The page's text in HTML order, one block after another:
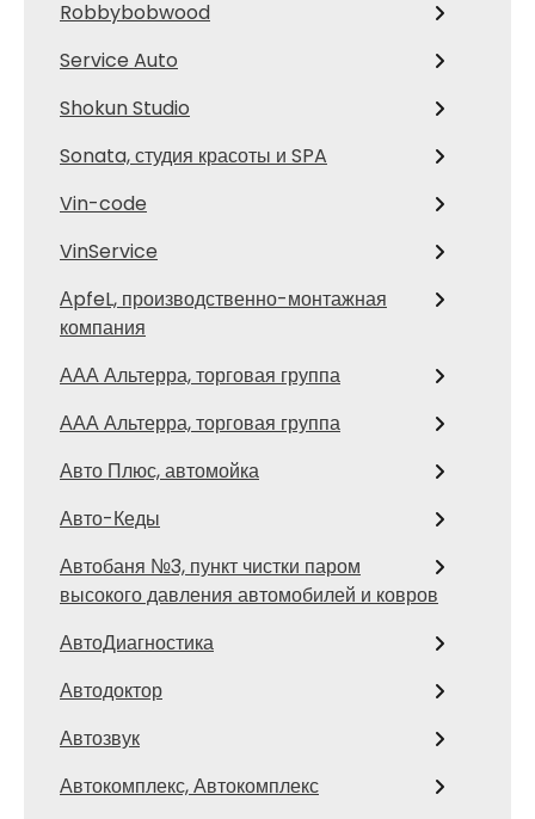
Robbybobwood
Service Auto
Shokun Studio
Sonata, студия красоты и SPA
Vin-code
VinService
АpfeL, производственно-монтажная
компания
ААА Альтерра, торговая группа
ААА Альтерра, торговая группа
Авто Плюс, автомойка
Авто-Кеды
Автобаня №3, пункт чистки паром
высокого давления автомобилей и ковров
АвтоДиагностика
Автодоктор
Автозвук
Автокомплекс, Автокомплекс